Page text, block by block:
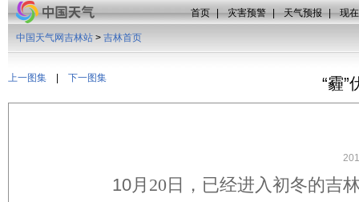
首页 | 灾害预警 | 天气预报 | 现
上一图集 下一图集
中国天气网吉林站 > 吉林首页
“霾”
10月20 日，已经进入初冬的吉